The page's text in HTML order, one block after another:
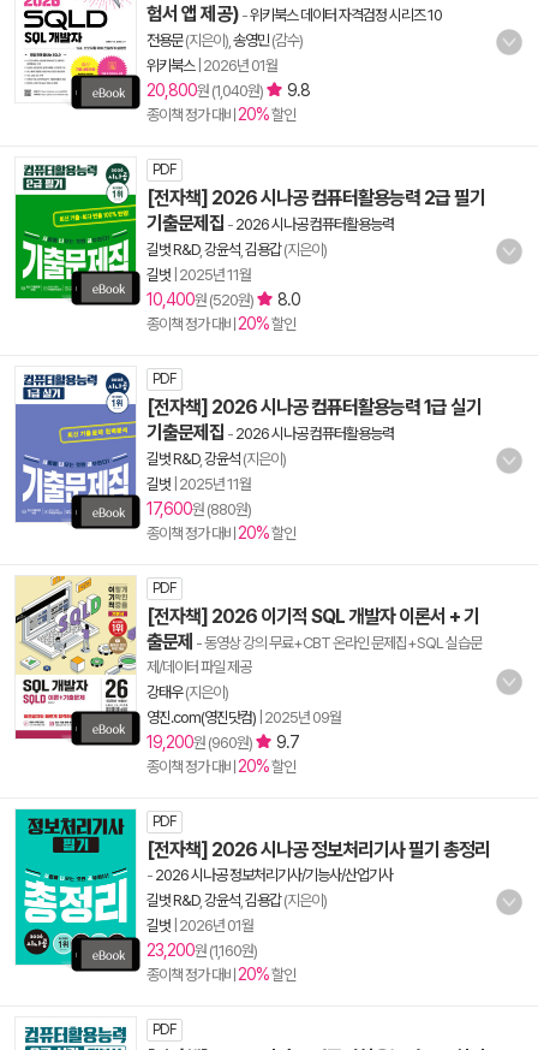
험서 앱 제공) -위키북스 데이터 자격검정 시리즈 10
전용문(지은이), 송영민(감수)
위키북스| 2026년 01월
20,800원 (1,040원) 9.8
종이책 정가 대비 20%할인
PDF
[전자책] 2026 시나공 컴퓨터활용능력 2급 필기
기출문제집 - 2026 시나공 컴퓨터활용능력
길벗 R&D, 강윤석 김용갑(지은이)
길벗 2025년 11월
10,400원 (520원) 8.0
종이책 정가 대비 20%할인
PDF
[전자책] 2026 시나공 컴퓨터활용능력 1급 실기
기출문제집 - 2026 시나공 컴퓨터활용능력
길벗 R&D, 강윤석 (지은이)
길벗 2025년 11월
17,600원 (880원)
종이책 정가 대비 20%할인
PDF
[전자책] 2026 이기적 SQL 개발자 이론서 + 기
출문제 - 동영상 강의 무료+CBT 온라인 문제집+SQL 실습문
제/데이터 파일 제공
강태우(지은이)
영진.com(영진닷컴) 2025년 09월
19,200원 (960원) 9.7
종이책 정가 대비 20%할인
PDF
[전자책] 2026 시나공 정보처리기사 필기 총정리
- 2026 시나공 정보처리기사/기능사/산업기사
길벗 R&D, 강윤석 김용갑(지은이)
길벗 2026년 01월
23,200원 (1,160원)
종이책 정가 대비 20%할인
PDF